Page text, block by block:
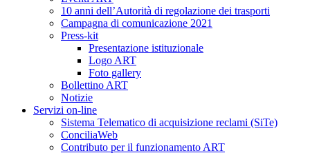
10 anni dell’Autorità di regolazione dei trasporti
Campagna di comunicazione 2021
Press-kit
Presentazione istituzionale
Logo ART
Foto gallery
Bollettino ART
Notizie
Servizi on-line
Sistema Telematico di acquisizione reclami (SiTe)
ConciliaWeb
Contributo per il funzionamento ART